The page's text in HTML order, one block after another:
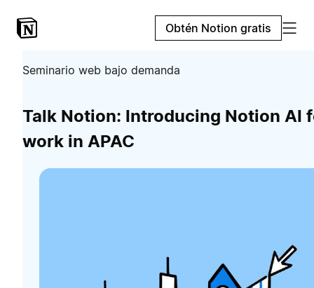
Obtén Notion gratis
Seminario web bajo demanda
Talk Notion: Introducing Notion AI
work in APAC